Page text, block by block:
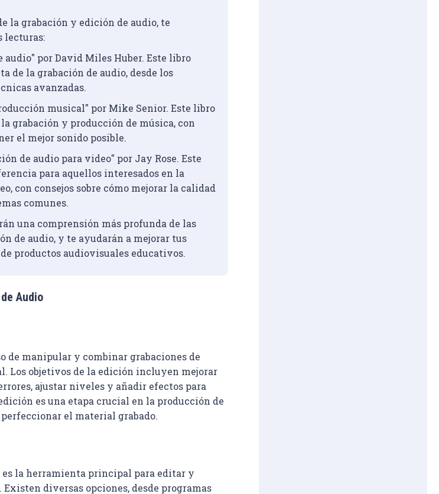
la grabación y edición de audio, te
lecturas:
audio" por David Miles Huber. Este libro
de la grabación de audio, desde los
avanzadas.
musical" por Mike Senior. Este libro
grabación y producción de música, con
el mejor sonido posible.
de audio para video" por Jay Rose. Este
para aquellos interesados en la
con consejos sobre cómo mejorar la calidad
comunes.
una comprensión más profunda de las
de audio, y te ayudarán a mejorar tus
productos audiovisuales educativos.
Audio
de manipular y combinar grabaciones de
Los objetivos de la edición incluyen mejorar
ajustar niveles y añadir efectos para
es una etapa crucial en la producción de
el material grabado.
la herramienta principal para editar y
Existen diversas opciones, desde programas